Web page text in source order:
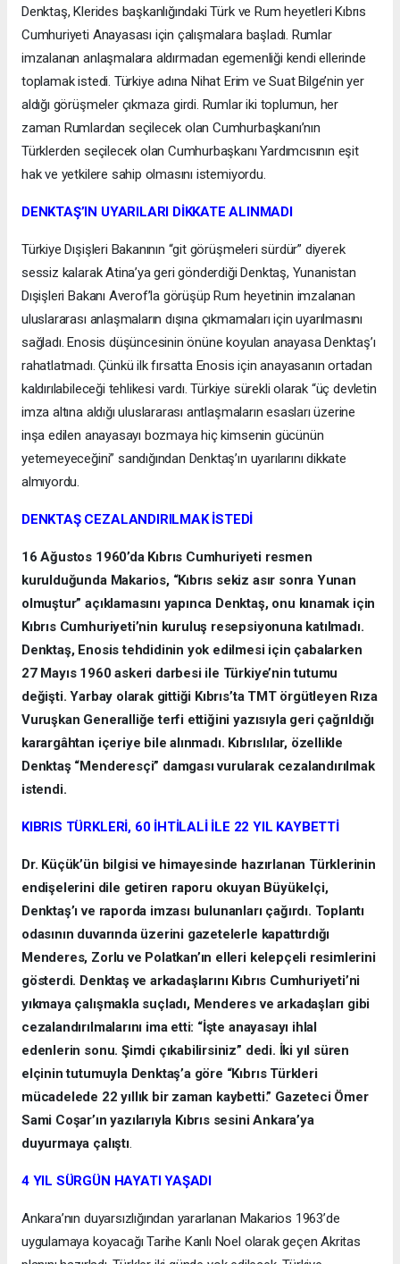
Denktaş, Klerides başkanlığındaki Türk ve Rum heyetleri Kıbrıs
Cumhuriyeti Anayasası için çalışmalara başladı. Rumlar
imzalanan anlaşmalara aldırmadan egemenliği kendi ellerinde
toplamak istedi. Türkiye adına Nihat Erim ve Suat Bilge’nin yer
aldığı görüşmeler çıkmaza girdi. Rumlar iki toplumun, her
zaman Rumlardan seçilecek olan Cumhurbaşkanı’nın
Türklerden seçilecek olan Cumhurbaşkanı Yardımcısının eşit
hak ve yetkilere sahip olmasını istemiyordu.
DENKTAŞ’IN UYARILARI DİKKATE ALINMADI
Türkiye Dışişleri Bakanının “git görüşmeleri sürdür” diyerek
sessiz kalarak Atina’ya geri gönderdiği Denktaş, Yunanistan
Dışişleri Bakanı Averof’la görüşüp Rum heyetinin imzalanan
uluslararası anlaşmaların dışına çıkmamaları için uyarılmasını
sağladı. Enosis düşüncesinin önüne koyulan anayasa Denktaş’ı
rahatlatmadı. Çünkü ilk fırsatta Enosis için anayasanın ortadan
kaldırılabileceği tehlikesi vardı. Türkiye sürekli olarak “üç devletin
imza altına aldığı uluslararası antlaşmaların esasları üzerine
inşa edilen anayasayı bozmaya hiç kimsenin gücünün
yetemeyeceğini” sandığından Denktaş’ın uyarılarını dikkate
almıyordu.
DENKTAŞ CEZALANDIRILMAK İSTEDİ
16 Ağustos 1960’da Kıbrıs Cumhuriyeti resmen
kurulduğunda Makarios, “Kıbrıs sekiz asır sonra Yunan
olmuştur” açıklamasını yapınca Denktaş, onu kınamak için
Kıbrıs Cumhuriyeti’nin kuruluş resepsiyonuna katılmadı.
Denktaş, Enosis tehdidinin yok edilmesi için çabalarken
27 Mayıs 1960 askeri darbesi ile Türkiye’nin tutumu
değişti. Yarbay olarak gittiği Kıbrıs’ta TMT örgütleyen Rıza
Vuruşkan Generalliğe terfi ettiğini yazısıyla geri çağrıldığı
karargâhtan içeriye bile alınmadı. Kıbrıslılar, özellikle
Denktaş “Menderesçi” damgası vurularak cezalandırılmak
istendi.
KIBRIS TÜRKLERİ, 60 İHTİLALİ İLE 22 YIL KAYBETTİ
Dr. Küçük’ün bilgisi ve himayesinde hazırlanan Türklerinin
endişelerini dile getiren raporu okuyan Büyükelçi,
Denktaş’ı ve raporda imzası bulunanları çağırdı. Toplantı
odasının duvarında üzerini gazetelerle kapattırdığı
Menderes, Zorlu ve Polatkan’ın elleri kelepçeli resimlerini
gösterdi. Denktaş ve arkadaşlarını Kıbrıs Cumhuriyeti’ni
yıkmaya çalışmakla suçladı, Menderes ve arkadaşları gibi
cezalandırılmalarını ima etti: “İşte anayasayı ihlal
edenlerin sonu. Şimdi çıkabilirsiniz” dedi. İki yıl süren
elçinin tutumuyla Denktaş’a göre “Kıbrıs Türkleri
mücadelede 22 yıllık bir zaman kaybetti.” Gazeteci Ömer
Sami Coşar’ın yazılarıyla Kıbrıs sesini Ankara’ya
duyurmaya çalıştı.
4 YIL SÜRGÜN HAYATI YAŞADI
Ankara’nın duyarsızlığından yararlanan Makarios 1963’de
uygulamaya koyacağı Tarihe Kanlı Noel olarak geçen Akritas